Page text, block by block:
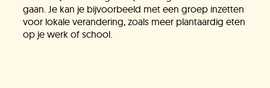
gaan. Je kan je bijvoorbeeld met een groep inzetten
voor lokale verandering, zoals meer plantaardig eten
op je werk of school.